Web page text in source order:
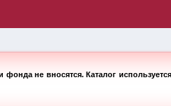
не вносятся. Каталог